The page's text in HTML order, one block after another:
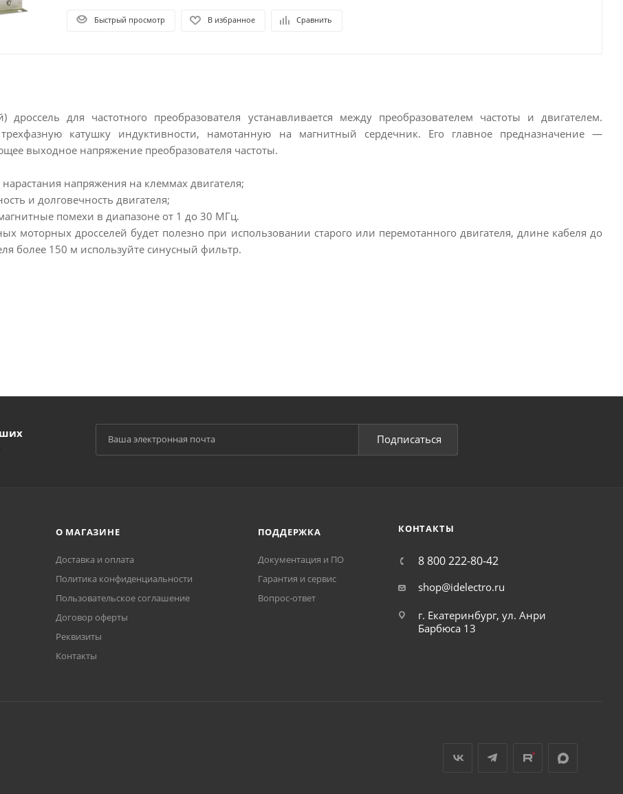
Быстрый просмотр В избранное Сравнить
для частотного преобразователя устанавливается между преобразователем частоты и двигателем.
трехфазную катушку индуктивности, намотанную на магнитный сердечник. Его главное предназначение —
выходное напряжение преобразователя частоты.
напряжения на клеммах двигателя;
и долговечность двигателя;
помехи в диапазоне от 1 до 30 МГц.
моторных дросселей будет полезно при использовании старого или перемотанного двигателя, длине кабеля до
более 150 м используйте синусный фильтр.
Подписаться
О МАГАЗИНЕ
Доставка и оплата
Политика конфиденциальности
Пользовательское соглашение
Договор оферты
Реквизиты
Контакты
ПОДДЕРЖКА
Документация и ПО
Гарантия и сервис
Вопрос-ответ
КОНТАКТЫ
8 800 222-80-42
shop@idelectro.ru
г. Екатеринбург, ул. Анри
Барбюса 13